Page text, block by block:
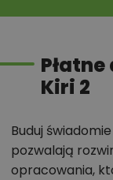
Kiri 2
Buduj
pozwalają
opracowania,